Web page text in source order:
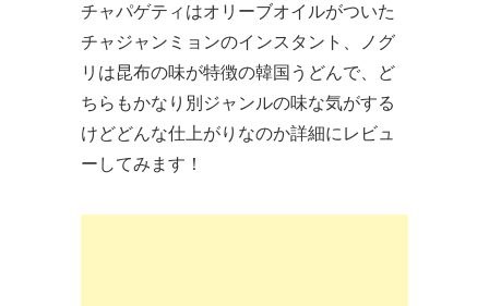
チャパゲティはオリーブオイルがついた
チャジャンミョンのインスタント、ノグ
リは昆布の味が特徴の韓国うどんで、ど
ちらもかなり別ジャンルの味な気がする
けどどんな仕上がりなのか詳細にレビュ
ーしてみます！